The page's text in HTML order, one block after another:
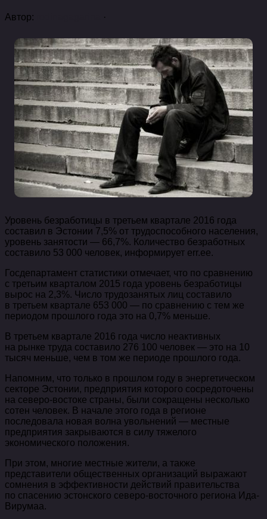
Автор: ·
Уровень безработицы в третьем квартале 2016 года
составил в Эстонии 7,5% от трудоспособного населения,
уровень занятости — 66,7%. Количество безработных
составило 53 000 человек, информирует err.ee.
Госдепартамент статистики отмечает, что по сравнению
с третьим кварталом 2015 года уровень безработицы
вырос на 2,3%. Число трудозанятых лиц составило
в третьем квартале 653 000 — по сравнению с тем же
периодом прошлого года это на 0,7% меньше.
В третьем квартале 2016 года число неактивных
на рынке труда составило 276 100 человек — это на 10
тысяч меньше, чем в том же периоде прошлого года.
Напомним, что только в прошлом году в энергетическом
секторе Эстонии, предприятия которого сосредоточены
на северо-востоке страны, были сокращены несколько
сотен человек. В начале этого года в регионе
последовала новая волна увольнений — местные
предприятия закрываются в силу тяжелого
экономического положения.
При этом, многие местные жители, а также
представители общественных организаций выражают
сомнения в эффективности действий правительства
по спасению эстонского северо-восточного региона Ида-
Вирумаа.